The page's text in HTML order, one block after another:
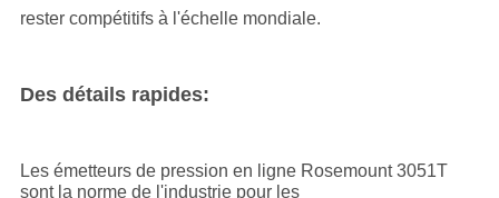
rester compétitifs à l'échelle mondiale.
Des détails rapides:
Les émetteurs de pression en ligne Rosemount 3051T
sont la norme de l'industrie pour les